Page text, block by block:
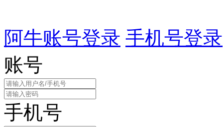
阿牛账号登录 手机号登录
账号
手机号